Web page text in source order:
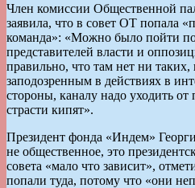
Член комиссии Общественной
заявила, что в совет ОТ попала
команда»: «Можно было пойти
представителей власти и
правильно, что там нет ни
заподозренным в действиях в
стороны, каналу надо уходить от
страсти кипят».
Президент фонда «Индем»
не общественное, это
совета «мало что зависит»,
попали туда, потому что «они